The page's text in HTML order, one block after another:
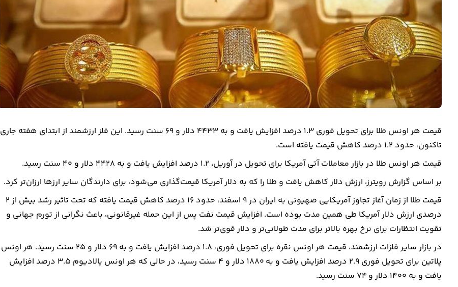
قیمت هر اونس طلا برای تحویل فوری ۱.۳ درصد افزایش یافت و به ۴۴۳۳ دلار و ۶۹ سنت رسید. این فلز ارزشمند از ابتدای هفته جاری
تاکنون، حدود ۱.۲ درصد کاهش قیمت یافته است.
قیمت هر اونس طلا در بازار معاملات آتی آمریکا برای تحویل در آوریل، ۱.۲ درصد افزایش یافت و به ۴۴۲۸ دلار و ۴۰ سنت رسید.
بر اساس گزارش رویترز، ارزش دلار کاهش یافت و طلا را که به دلار آمریکا قیمت‌گذاری می‌شود، برای دارندگان سایر ارزها ارزان‌تر کرد.
قیمت طلا از زمان آغاز تجاوز آمریکایی صهیونی به ایران در ۹ اسفند، حدود ۱۶ درصد کاهش قیمت یافته که تحت تاثیر رشد بیش از ۲
درصدی ارزش دلار آمریکا طی همین مدت بوده است. افزایش قیمت نفت پس از این حمله غیرقانونی، باعث نگرانی از تورم جهانی و
تقویت انتظارات برای نرخ بهره بالاتر برای مدت طولانی‌تر و دلار قوی‌تر شد.
در بازار سایر فلزات ارزشمند، قیمت هر اونس نقره برای تحویل فوری، ۱.۸ درصد افزایش یافت و به ۶۹ دلار و ۲۵ سنت رسید. هر اونس
پلاتین برای تحویل فوری ۲.۹ درصد افزایش یافت و به ۱۸۸۰ دلار و ۴ سنت رسید، در حالی که هر اونس پالادیوم ۳.۵ درصد افزایش
یافت و به ۱۴۰۰ دلار و ۷۴ سنت رسید.